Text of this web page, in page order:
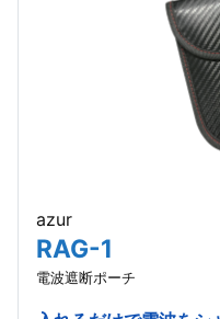
azur
RAG-1
電波遮断ポーチ